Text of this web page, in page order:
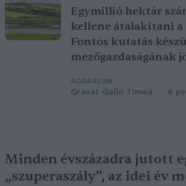
Egymillió hektár
kellene átalakítani a
Fontos kutatás
mezőgazdaságának
AGRÁRIUM
Granát-Galló Tímea 6
Minden évszázadra jutott
„szuperaszály”, az idei év